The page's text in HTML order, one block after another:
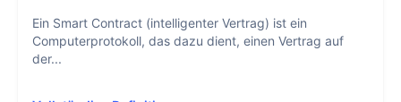
Ein Smart Contract (intelligenter Vertrag) ist ein
Computerprotokoll, das dazu dient, einen Vertrag auf
der...